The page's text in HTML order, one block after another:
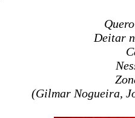
Deitar
(Gilmar Nogueira,